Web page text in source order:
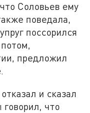
Соловьев ему
поведала,
поссорился
предложил
и сказал
что